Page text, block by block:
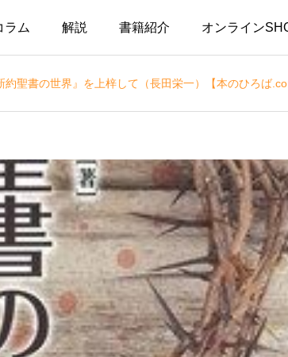
ラム 解説 書籍紹介 オンライン
約聖書の世界』を上梓して（長田栄一）【本のひろば